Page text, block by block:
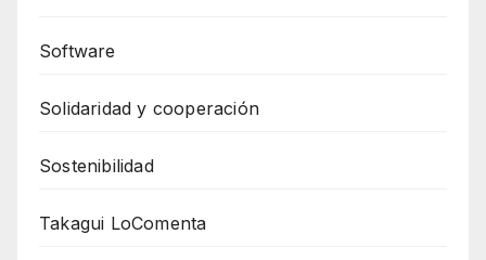
Software
Solidaridad y cooperación
Sostenibilidad
Takagui LoComenta